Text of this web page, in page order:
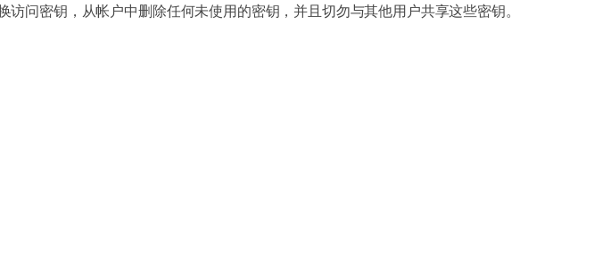
访问密钥，从帐户中删除任何未使用的密钥，并且切勿与其他用户共享这些密钥。